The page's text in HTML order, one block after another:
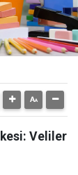
Veliler